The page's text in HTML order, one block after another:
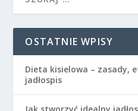
OSTATNIE WPISY
Dieta kisielowa – zasady,
jadłospis